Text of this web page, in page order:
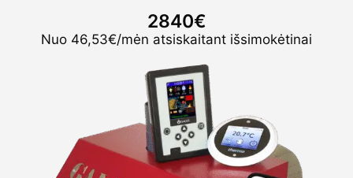
2840€
Nuo 46,53€/mėn atsiskaitant išsimokėtinai